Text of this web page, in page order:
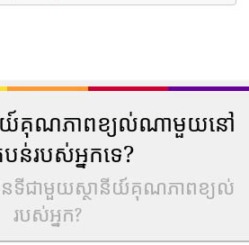
នីយ៍គុណភាពខ្យល់ណាមួយនៅ
បន់របស់អ្នកទេ?
នទីជាមួយស្ថានីយ៍គុណភាពខ្យល់
របស់អ្នក?